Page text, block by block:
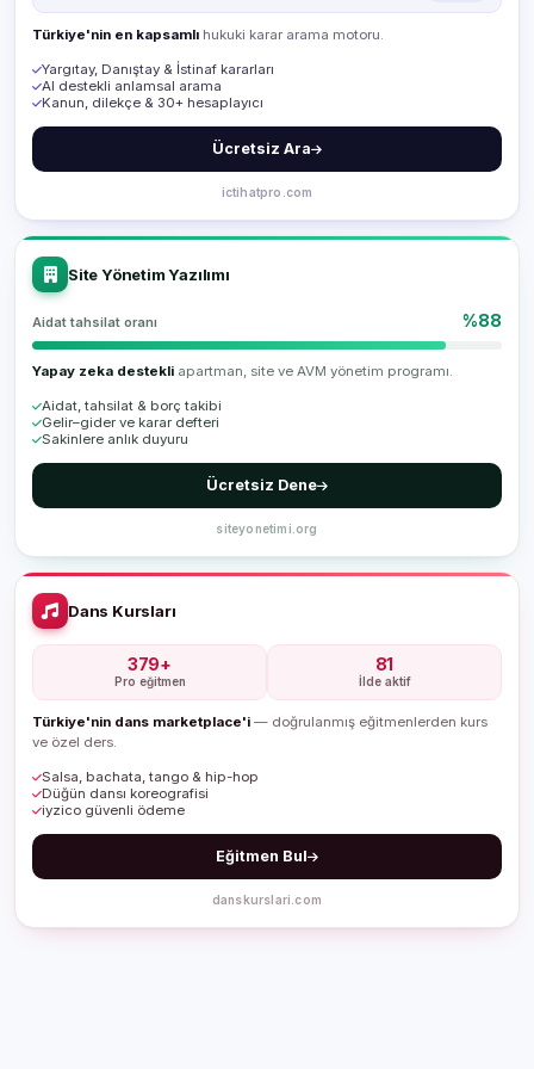
Türkiye'nin en kapsamlı hukuki karar arama motoru.
Yargıtay, Danıştay & İstinaf kararları
AI destekli anlamsal arama
Kanun, dilekçe & 30+ hesaplayıcı
Ücretsiz Ara
ictihatpro.com
Site Yönetim Yazılımı
Aidat tahsilat oranı %88
Yapay zeka destekli apartman, site ve AVM yönetim programı.
Aidat, tahsilat & borç takibi
Gelir–gider ve karar defteri
Sakinlere anlık duyuru
Ücretsiz Dene
siteyonetimi.org
Dans Kursları
379+
Pro eğitmen
81
İlde aktif
Türkiye'nin dans marketplace'i — doğrulanmış eğitmenlerden kurs
ve özel ders.
Salsa, bachata, tango & hip-hop
Düğün dansı koreografisi
iyzico güvenli ödeme
Eğitmen Bul
danskurslari.com